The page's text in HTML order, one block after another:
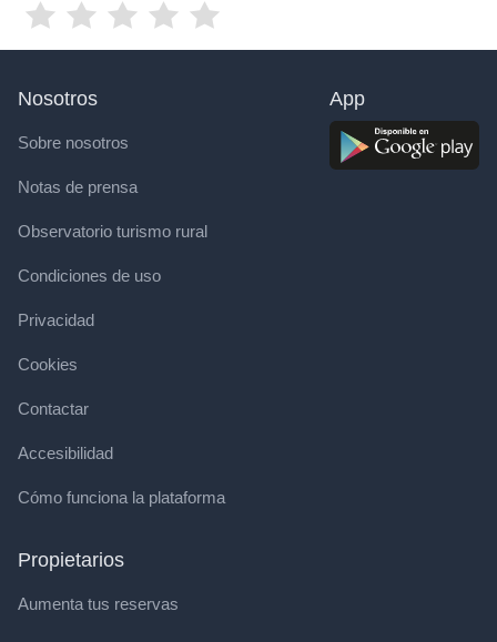
Nosotros
Sobre nosotros
Notas de prensa
Observatorio turismo rural
Condiciones de uso
Privacidad
Cookies
Contactar
Accesibilidad
Cómo funciona la plataforma
Propietarios
Aumenta tus reservas
App